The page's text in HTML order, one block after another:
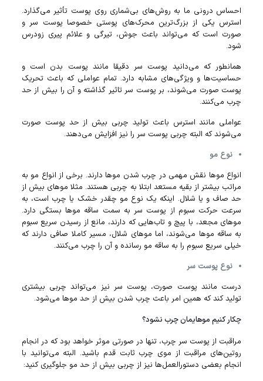
احساس درونی ما به روش‌های بی‌شماری روی پوست تأثیر می‌گذارد.
استرس یکی از بزرگ‌ترین محرک‌های پوستی خصوصا پوست سر و
صورت است که می‌تواند باعث جوش، تیرگی و علائم پیری زودرس
شود.
همانطور که می‌دانید پوست سر دقیقا مانند پوست بدن است و
حساسیت‌ها و ویژگی‌های مشابه دارد. تمام عواملی که باعث تحریک
پوست صورت می‌شوند، بر پوست سر تاثیر گذاشته و آن را بیش از حد
چرب می‌کنند.
عواملی مانند استرس باعث تولید چربی بیش از حد پوست صورت
می‌شوند که البته چربی پوست سر را نیز افزایش می‌دهند.
نوع مو
انواع مو‌ها نقش مهمی در چرب شدن مو‌ها دارند. برخی از انواع مو به
مراتب بیشتر از بقیه مستعد ابتلا به چربی هستند. مثلا مو‌های بیش از
حد صاف و یا شلال. اینکه یک نوع مو چقدر خشک یا چرب است، به
سرعت حرکت سبوم از پوست سر به سمت ساقه موها بستگی دارد.
مو‌های مجعد، با پیچ و تاب‌هایی که دارند، مانع از رسیدن سریع سبوم
به ساقه مو‌ها می‌شوند، اما مو‌های شلال، مسیر کاملا صافی دارند که
خیلی سریع سبوم را به ساقه مو رسانده و آن را چرب می‌کنند.
نوع پوست سر
درست مانند پوست صورت، پوست سر نیز می‌تواند چربی بیشتری
تولید کند که همین امر باعث چرب شدن بیش از حد مو‌ها می‌شود.
چکار کنیم مو‌هایمان چرب نشود؟
مراقبت از پوست سر چرب، تنها در صورتی موثر خواهد بود که در انجام
روتین‌های مراقبت از موی چرب ثابت قدم باشید. البته می‌توانید با
انجام بعضی دستورالعمل‌ها نیز از چربی بیش از حد مو جلوگیری کنید: